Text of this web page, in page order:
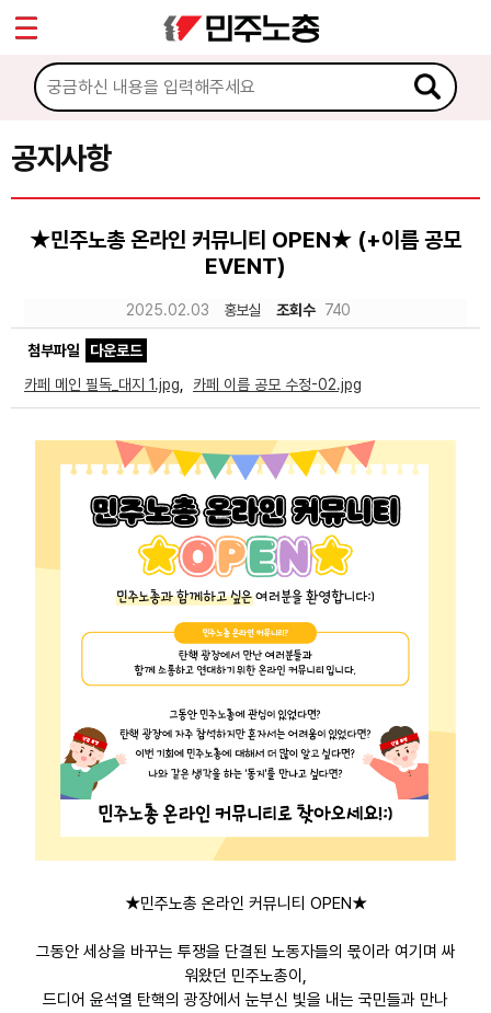
공지사항
★민주노총 온라인 커뮤니티 OPEN★ (+이름 공모
EVENT)
2025.02.03 홍보실 조회수 740
첨부파일
다운로드
카페 메인 필독_대지 1.jpg
카페 이름 공모 수정-02.jpg
★민주노총 온라인 커뮤니티 OPEN★
그동안 세상을 바꾸는 투쟁을 단결된 노동자들의 몫이라 여기며 싸
워왔던 민주노총이,
드디어 윤석열 탄핵의 광장에서 눈부신 빛을 내는 국민들과 만나
마이페이지
소개
소식
공지사항
성명·보도
노동상담
자료
부설기관
Sketchbook5, 스케치북5
Sketchbook5, 스케치북5